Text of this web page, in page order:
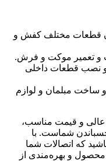
قطعات مختلف کفش و
و تعمیر موکت و فرش.
و نصب قطعات داخلی
و ساخت مبلمان و لوازم
با کیفیت عالی و قیمت مناسب،
چسباندن شماست. با
که اتصالات شما
محصول و بهره‌مندی از